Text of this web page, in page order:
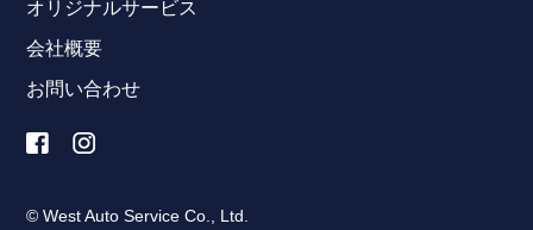
オリジナルサービス
会社概要
お問い合わせ
© West Auto Service Co., Ltd.